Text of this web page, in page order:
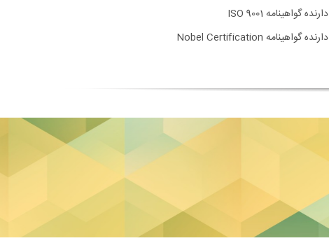
دارنده گواهینامه ISO 9001
دارنده گواهینامه Nobel Certification